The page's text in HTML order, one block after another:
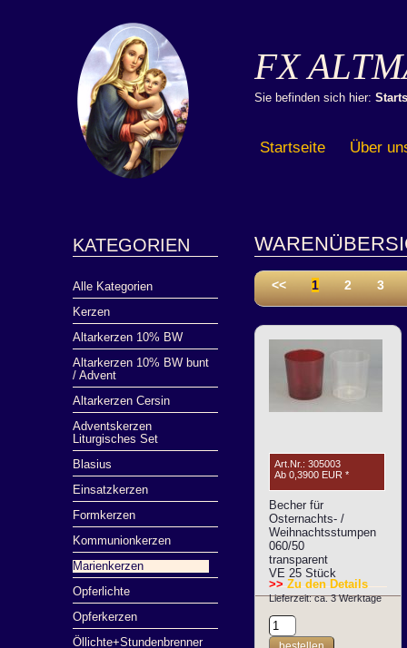
FX
Sie befinden sich hier:
Startseite Über
KATEGORIEN
Alle Kategorien
Kerzen
Altarkerzen 10% BW
Altarkerzen 10% BW bunt
/ Advent
Altarkerzen Cersin
Adventskerzen
Liturgisches Set
Blasius
Einsatzkerzen
Formkerzen
Kommunionkerzen
Marienkerzen
Opferlichte
Opferkerzen
Öllichte+Stundenbrenner
<< 1 2 3
Art.Nr.: 305003
Ab 0,3900 EUR *
Becher für
Osternachts- /
Weihnachtsstumpen
060/50
transparent
VE 25 Stück
Lieferzeit: ca. 3 Werktage
>>Zu den Details